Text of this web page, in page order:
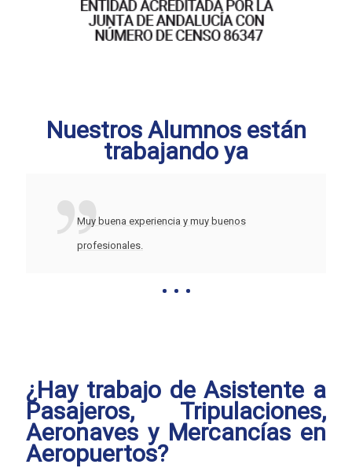
Nuestros Alumnos están
trabajando ya
Muy buena experiencia y muy buenos
profesionales.
¿Hay trabajo de Asistente a
Pasajeros, Tripulaciones,
Aeronaves y Mercancías en
Aeropuertos?